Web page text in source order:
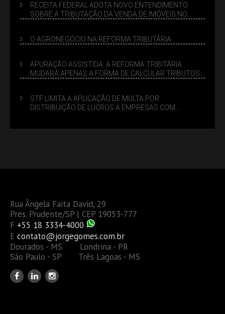
RECEITA FEDERAL ADOTA NOVO ENTENDIMENTO
SOBRE A TRIBUTAÇÃO DA VENDA DE IMÓVEIS NO
O AGRONEGÓCIO NA REFORMA TRIBUTÁRIA
APURAÇÃO ASSISTIDA: A REFORMA TRIBITÁRIA
MUDARÁ APENAS A FORMA DE CALCULAR TRIBUTOS
STF LIMITA A APLICAÇÃO DE MULTA POR
DISTRIBUIÇÃO DE LUCROS A EMPRESAS COM
Rua Ângela Faita David, 29
Pres. Prudente/SP | CEP 19053-777
F +55 18 3334-4000
E contato@jorgegomes.com.br
Dourados - MS Londrina - PR
São Paulo - SP Três Lagoas - MS